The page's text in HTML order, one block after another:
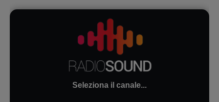
Seleziona il canale...